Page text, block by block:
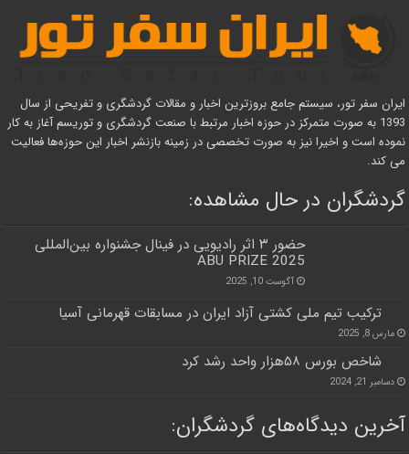
ایران سفر تور، سیستم جامع بروزترین اخبار و مقالات گردشگری و تفریحی از سال
1393 به صورت متمرکز در حوزه اخبار مرتبط با صنعت گردشگری و توریسم آغاز به کار
نموده است و اخیرا نیز به صورت تخصصی در زمینه بازنشر اخبار این حوزه‌ها فعالیت
می کند.
گردشگران در حال مشاهده:
حضور ۳ اثر رادیویی در فینال جشنواره بین‌المللی
ABU PRIZE 2025
آگوست 10, 2025
ترکیب تیم ملی کشتی آزاد ایران در مسابقات قهرمانی آسیا
مارس 8, 2025
شاخص بورس ۵۸هزار واحد رشد کرد
دسامبر 21, 2024
آخرین دیدگاه‌های گردشگران: